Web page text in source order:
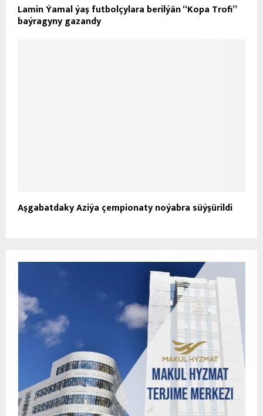
Lamin Ýamal ýaş futbolçylara berilýän “Kopa Trofi”
baýragyny gazandy
Aşgabatdaky Aziýa çempionaty noýabra süýşürildi